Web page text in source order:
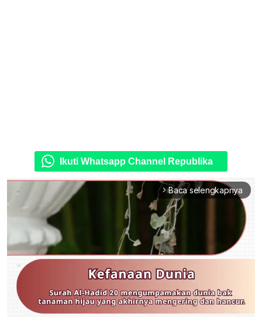
Ikuti Whatsapp Channel Republika
arrow_forward_ios Baca selengkapnya